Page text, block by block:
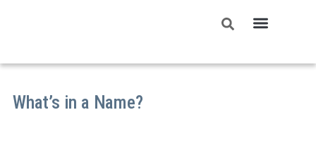
What’s in a Name?